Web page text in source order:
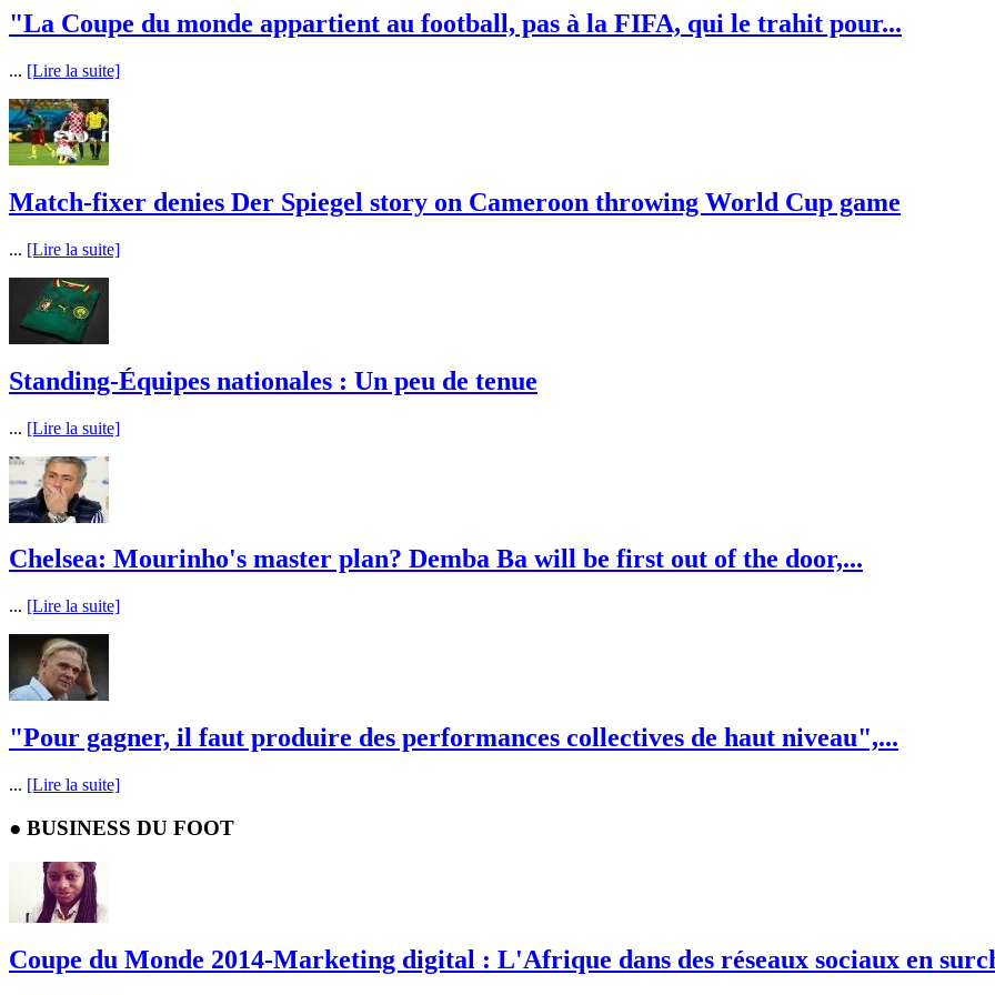
"La Coupe du monde appartient au football, pas à la FIFA, qui le trahit pour...
... [Lire la suite]
Match-fixer denies Der Spiegel story on Cameroon throwing World Cup game
... [Lire la suite]
Standing-Équipes nationales : Un peu de tenue
... [Lire la suite]
Chelsea: Mourinho's master plan? Demba Ba will be first out of the door,...
... [Lire la suite]
"Pour gagner, il faut produire des performances collectives de haut niveau",...
... [Lire la suite]
● BUSINESS DU FOOT
Coupe du Monde 2014-Marketing digital : L'Afrique dans des réseaux sociaux en